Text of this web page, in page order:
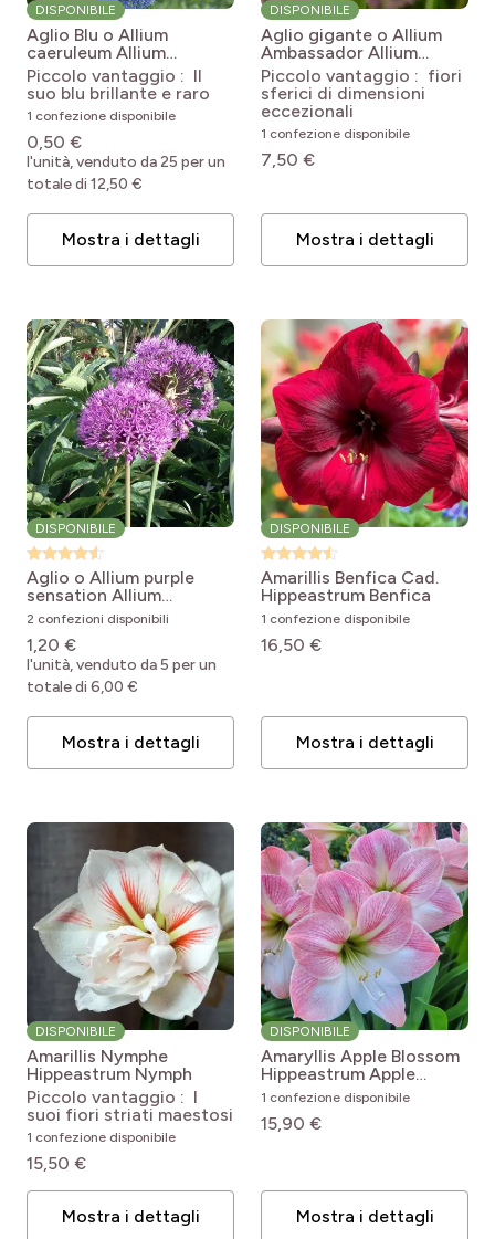
DISPONIBILE
Aglio Blu o Allium
caeruleum Allium
caeruleum
Piccolo vantaggio : Il
suo blu brillante e raro
1 confezione disponibile
0,50 €
l'unità, venduto da 25 per un
totale di 12,50 €
Mostra i dettagli
DISPONIBILE
Aglio gigante o Allium
Ambassador Allium
Ambassador
Piccolo vantaggio : fiori
sferici di dimensioni
eccezionali
1 confezione disponibile
7,50 €
Mostra i dettagli
DISPONIBILE
Aglio o Allium purple
sensation Allium
aflatunense Purple
Sensation
2 confezioni disponibili
1,20 €
l'unità, venduto da 5 per un
totale di 6,00 €
Mostra i dettagli
DISPONIBILE
Amarillis Benfica Cad.
Hippeastrum Benfica
1 confezione disponibile
16,50 €
Mostra i dettagli
DISPONIBILE
Amarillis Nymphe
Hippeastrum Nymph
Piccolo vantaggio : I
suoi fiori striati maestosi
1 confezione disponibile
15,50 €
Mostra i dettagli
DISPONIBILE
Amaryllis Apple Blossom
Hippeastrum Apple
Blossom
1 confezione disponibile
15,90 €
Mostra i dettagli